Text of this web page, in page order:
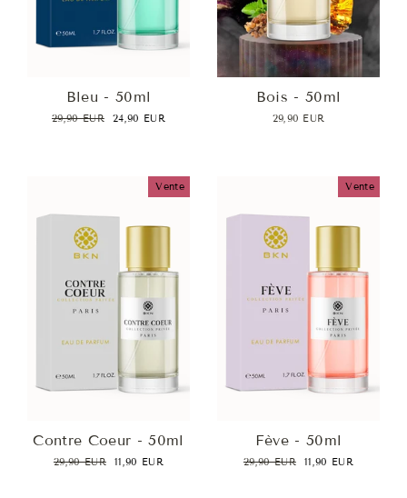
Bleu - 50ml
Prix
29,90 EUR
Prix
24,90 EUR
Bois - 50ml
29,90 EUR
Vente
Contre Coeur - 50ml
Prix
29,90 EUR
Prix
11,90 EUR
Vente
Fève - 50ml
Prix
29,90 EUR
Prix
11,90 EUR